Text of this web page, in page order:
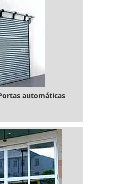
serviços, encontra o site
trabalha com cofre
automáticas